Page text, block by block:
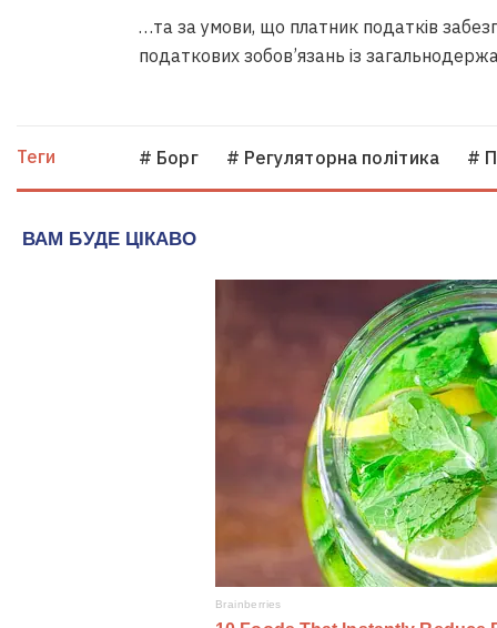
…та за умови, що платник податків
податкових зобов’язань із
Теги # Борг # Регуляторна політика #